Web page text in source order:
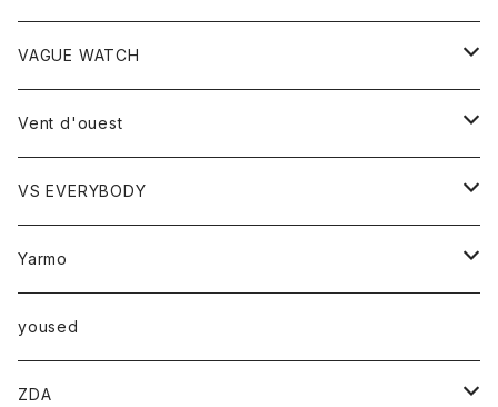
カットソー
セーター
ベスト
VAGUE WATCH
時計
Vent d'ouest
ボトム
スカート
トップス
ベスト
VS EVERYBODY
トップス
Ｔシャツ
Yarmo
アウター
コート
小物
yoused
ZDA